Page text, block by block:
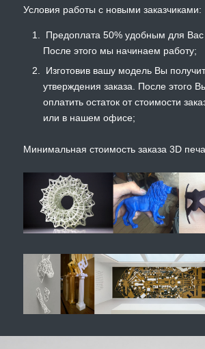
Условия работы с новыми заказчиками:
Предоплата 50% удобным для
После этого мы начинаем работу;
Изготовив вашу модель Вы
утверждения заказа. После этого
оплатить остаток от стоимости
или в нашем офисе;
Минимальная стоимость заказа 3D